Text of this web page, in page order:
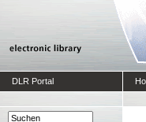
DLR Portal